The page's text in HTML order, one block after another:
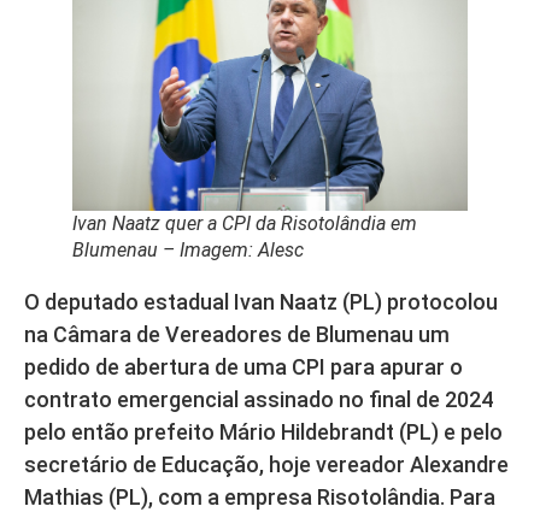
Ivan Naatz quer a CPI da Risotolândia em
Blumenau – Imagem: Alesc
O deputado estadual Ivan Naatz (PL) protocolou
na Câmara de Vereadores de Blumenau um
pedido de abertura de uma CPI para apurar o
contrato emergencial assinado no final de 2024
pelo então prefeito Mário Hildebrandt (PL) e pelo
secretário de Educação, hoje vereador Alexandre
Mathias (PL), com a empresa Risotolândia. Para